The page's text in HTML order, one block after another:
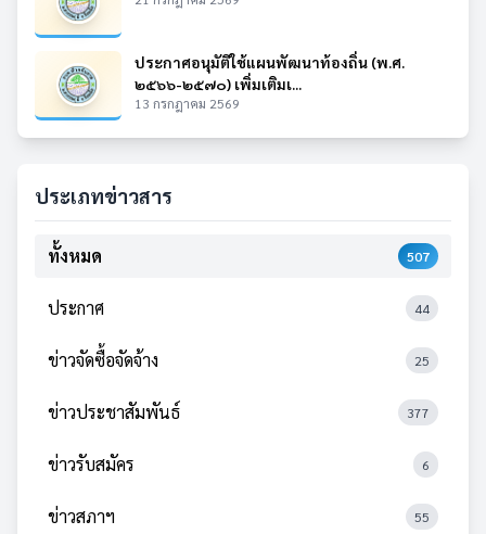
ประกาศอนุมัติใช้แผนพัฒนาท้องถิ่น (พ.ศ.
๒๕๖๖-๒๕๗๐) เพิ่มเติมเ...
13 กรกฎาคม 2569
ประเภทข่าวสาร
ทั้งหมด 507
ประกาศ 44
ข่าวจัดซื้อจัดจ้าง 25
ข่าวประชาสัมพันธ์ 377
ข่าวรับสมัคร 6
ข่าวสภาฯ 55